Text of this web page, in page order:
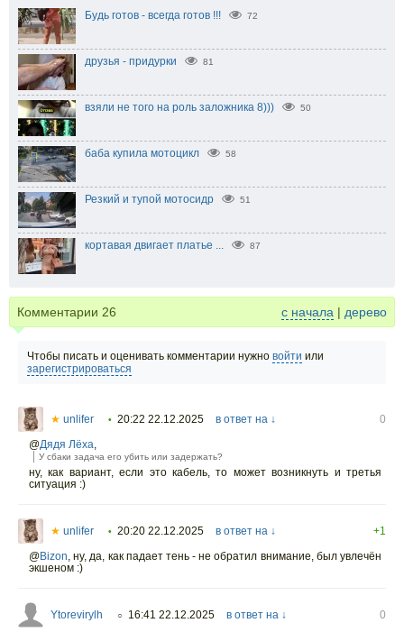
Будь готов - всегда готов !!! 72
друзья - придурки 81
взяли не того на роль заложника 8))) 50
баба купила мотоцикл 58
Резкий и тупой мотосидр 51
кортавая двигает платье ... 87
Комментарии 26 с начала | дерево
Чтобы писать и оценивать комментарии нужно войти или
зарегистрироваться
★ unlifer • 20:22 22.12.2025 в ответ на ↓
0
@Дядя Лёха
У сбаки задача его убить или задержать?
ну, как вариант, если это кабель, то может возникнуть и третья
ситуация :)
★ unlifer • 20:20 22.12.2025 в ответ на ↓
+1
@Bizon ну, да, как падает тень - не обратил внимание, был увлечён
экшеном :)
Ytorevirylh ○ 16:41 22.12.2025 в ответ на ↓
0